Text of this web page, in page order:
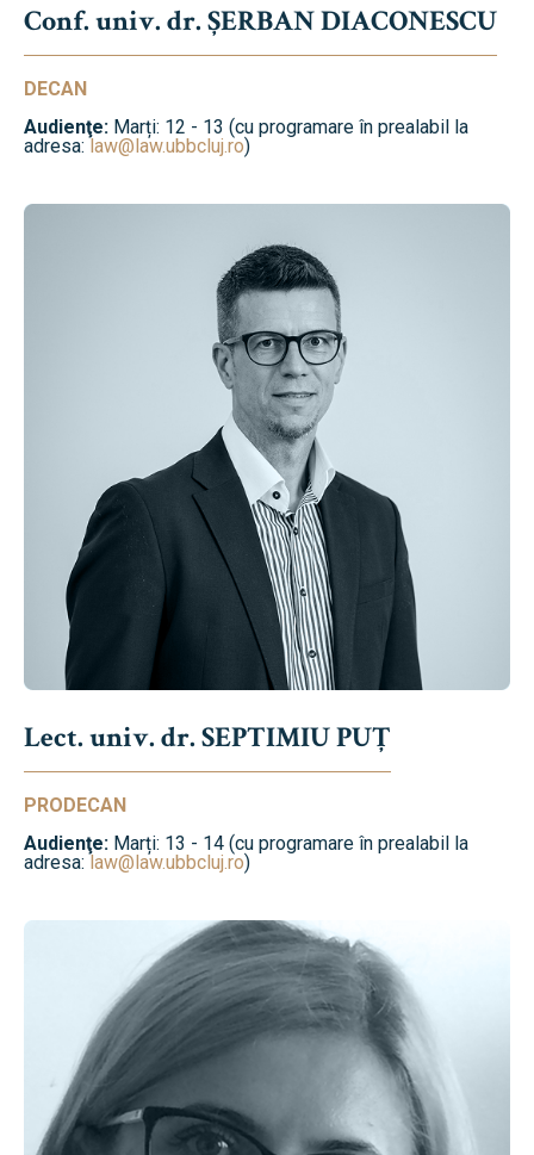
Conf. univ. dr. ȘERBAN DIACONESCU
DECAN
Audienţe: Marți: 12 - 13 (cu programare în prealabil la
adresa:law@law.ubbcluj.ro)
Lect. univ. dr. SEPTIMIU PUȚ
PRODECAN
Audienţe: Marți: 13 - 14 (cu programare în prealabil la
adresa:law@law.ubbcluj.ro)